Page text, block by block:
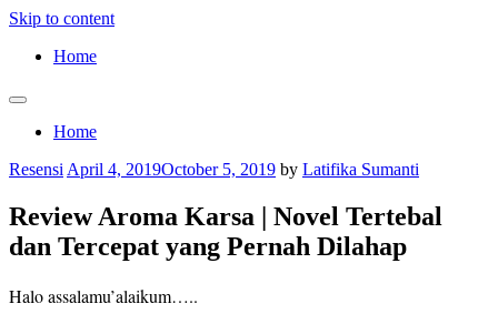
Skip to content
Home
Home
Resensi April 4, 2019October 5, 2019 by Latifika Sumanti
Review Aroma Karsa | Novel Tertebal
dan Tercepat yang Pernah Dilahap
Halo assalamu’alaikum…..